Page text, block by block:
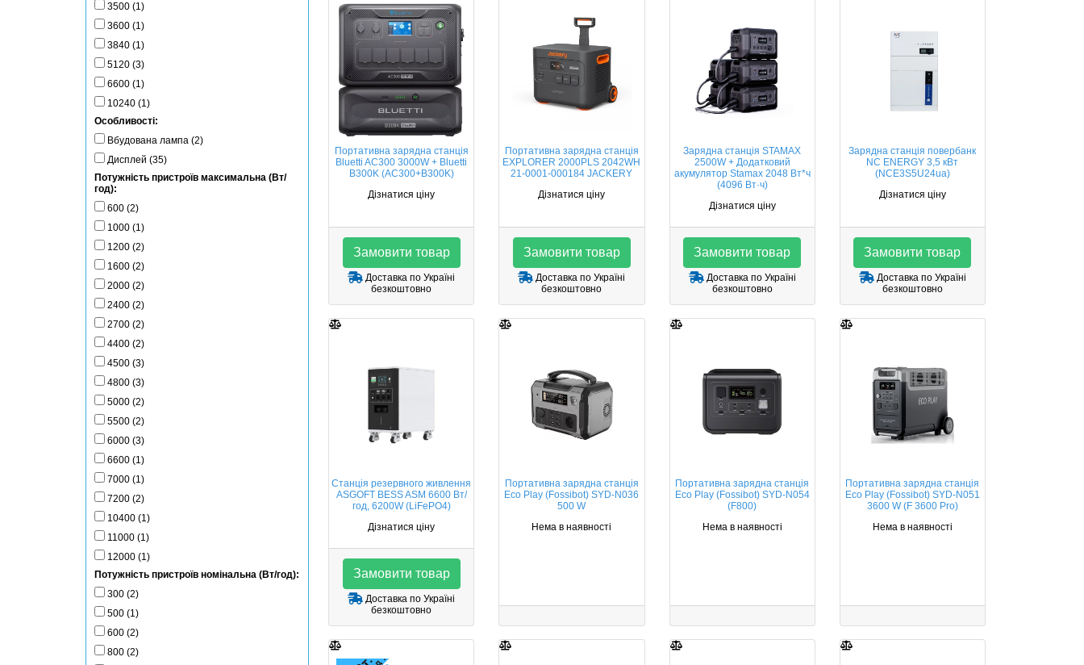
3500 (1)
3600 (1)
3840 (1)
5120 (3)
6600 (1)
10240 (1)
Особливості:
Вбудована лампа (2)
Дисплей (35)
Потужність пристроїв максимальна (Вт/
год):
600 (2)
1000 (1)
1200 (2)
1600 (2)
2000 (2)
2400 (2)
2700 (2)
4400 (2)
4500 (3)
4800 (3)
5000 (2)
5500 (2)
6000 (3)
6600 (1)
7000 (1)
7200 (2)
10400 (1)
11000 (1)
12000 (1)
Потужність пристроїв номінальна (Вт/год):
300 (2)
500 (1)
600 (2)
800 (2)
Портативна зарядна станція
Bluetti AC300 3000W + Bluetti
B300K (AC300+B300K)
Дізнатися ціну
Замовити товар
Доставка по Україні
безкоштовно
Портативна зарядна станція
EXPLORER 2000PLS 2042WH
21-0001-000184 JACKERY
Дізнатися ціну
Замовити товар
Доставка по Україні
безкоштовно
Зарядна станція STAMAX
2500W + Додатковий
акумулятор Stamax 2048 Вт*ч
(4096 Вт·ч)
Дізнатися ціну
Замовити товар
Доставка по Україні
безкоштовно
Зарядна станція повербанк
NC ENERGY 3,5 кВт
(NCE3S5U24ua)
Дізнатися ціну
Замовити товар
Доставка по Україні
безкоштовно
Станція резервного живлення
ASGOFT BESS ASM 6600 Вт/
год, 6200W (LiFePO4)
Дізнатися ціну
Замовити товар
Доставка по Україні
безкоштовно
Портативна зарядна станція
Eco Play (Fossibot) SYD-N036
500 W
Нема в наявності
Портативна зарядна станція
Eco Play (Fossibot) SYD-N054
(F800)
Нема в наявності
Портативна зарядна станція
Eco Play (Fossibot) SYD-N051
3600 W (F 3600 Pro)
Нема в наявності